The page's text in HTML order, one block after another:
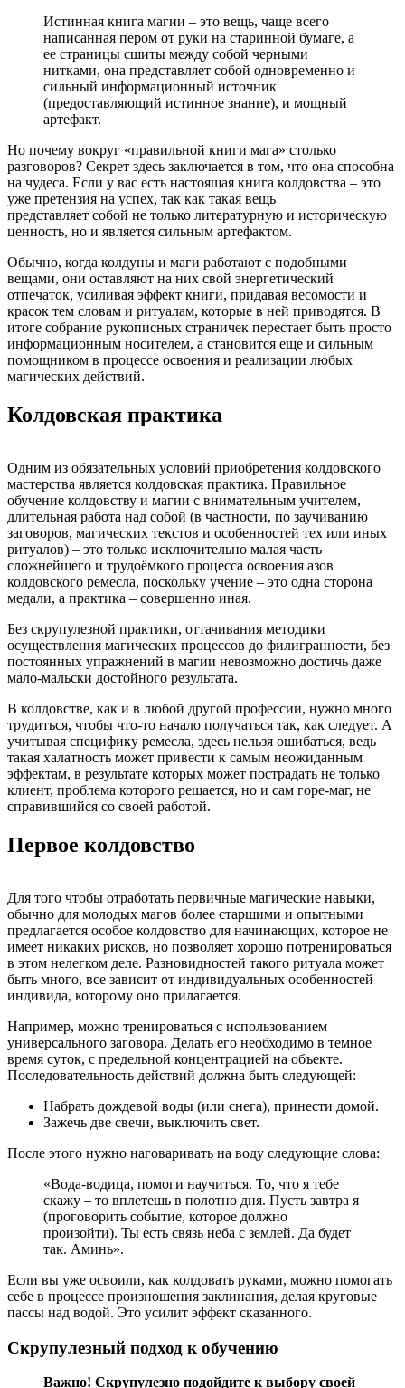
Истинная книга магии – это вещь, чаще всего
написанная пером от руки на старинной бумаге, а
ее страницы сшиты между собой черными
нитками, она представляет собой одновременно и
сильный информационный источник
(предоставляющий истинное знание), и мощный
артефакт.
Но почему вокруг «правильной книги мага» столько
разговоров? Секрет здесь заключается в том, что она способна
на чудеса. Если у вас есть настоящая книга колдовства – это
уже претензия на успех, так как такая вещь
представляет собой не только литературную и историческую
ценность, но и является сильным артефактом.
Обычно, когда колдуны и маги работают с подобными
вещами, они оставляют на них свой энергетический
отпечаток, усиливая эффект книги, придавая весомости и
красок тем словам и ритуалам, которые в ней приводятся. В
итоге собрание рукописных страничек перестает быть просто
информационным носителем, а становится еще и сильным
помощником в процессе освоения и реализации любых
магических действий.
Колдовская практика
Одним из обязательных условий приобретения колдовского
мастерства является колдовская практика. Правильное
обучение колдовству и магии с внимательным учителем,
длительная работа над собой (в частности, по заучиванию
заговоров, магических текстов и особенностей тех или иных
ритуалов) – это только исключительно малая часть
сложнейшего и трудоёмкого процесса освоения азов
колдовского ремесла, поскольку учение – это одна сторона
медали, а практика – совершенно иная.
Без скрупулезной практики, оттачивания методики
осуществления магических процессов до филигранности, без
постоянных упражнений в магии невозможно достичь даже
мало-мальски достойного результата.
В колдовстве, как и в любой другой профессии, нужно много
трудиться, чтобы что-то начало получаться так, как следует. А
учитывая специфику ремесла, здесь нельзя ошибаться, ведь
такая халатность может привести к самым неожиданным
эффектам, в результате которых может пострадать не только
клиент, проблема которого решается, но и сам горе-маг, не
справившийся со своей работой.
Первое колдовство
Для того чтобы отработать первичные магические навыки,
обычно для молодых магов более старшими и опытными
предлагается особое колдовство для начинающих, которое не
имеет никаких рисков, но позволяет хорошо потренироваться
в этом нелегком деле. Разновидностей такого ритуала может
быть много, все зависит от индивидуальных особенностей
индивида, которому оно прилагается.
Например, можно тренироваться с использованием
универсального заговора. Делать его необходимо в темное
время суток, с предельной концентрацией на объекте.
Последовательность действий должна быть следующей:
Набрать дождевой воды (или снега), принести домой.
Зажечь две свечи, выключить свет.
После этого нужно наговаривать на воду следующие слова:
«Вода-водица, помоги научиться. То, что я тебе
скажу – то вплетешь в полотно дня. Пусть завтра я
(проговорить событие, которое должно
произойти). Ты есть связь неба с землей. Да будет
так. Аминь».
Если вы уже освоили, как колдовать руками, можно помогать
себе в процессе произношения заклинания, делая круговые
пассы над водой. Это усилит эффект сказанного.
Скрупулезный подход к обучению
Важно! Скрупулезно подойдите к выбору своей